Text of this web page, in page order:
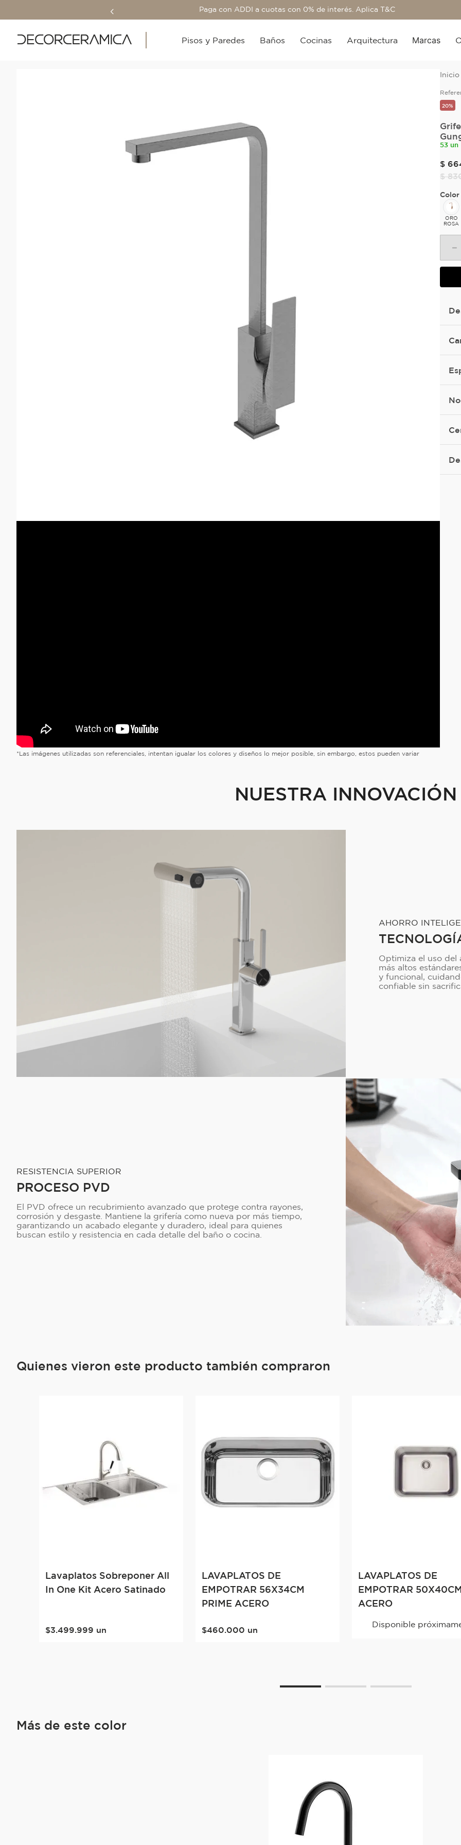
Paga con ADDI a cuotas con 0% de interés. Aplica T&C
Pisos y Paredes Baños Cocinas Arquitectura Marcas
*Las imágenes utilizadas son referenciales, intentan igualar los colores y diseños lo mejor posible, sin embargo, estos pueden variar
20%
53
$
$
Color
ORO
ROSA
－
NUESTRA INNOVACIÓN
AHORRO
Optimiza el uso del
más altos
y funcional,
confiable sin
RESISTENCIA SUPERIOR
PROCESO PVD
El PVD ofrece un recubrimiento avanzado que protege contra rayones,
corrosión y desgaste. Mantiene la grifería como nueva por más tiempo,
garantizando un acabado elegante y duradero, ideal para quienes
buscan estilo y resistencia en cada detalle del baño o cocina.
Quienes vieron este producto también compraron
Lavaplatos Sobreponer All
In One Kit Acero Satinado
$3.499.999 un
LAVAPLATOS DE
EMPOTRAR 56X34CM
PRIME ACERO
$460.000 un
LAVAPLATOS DE
EMPOTRAR
ACERO
Disponible
Más de este color